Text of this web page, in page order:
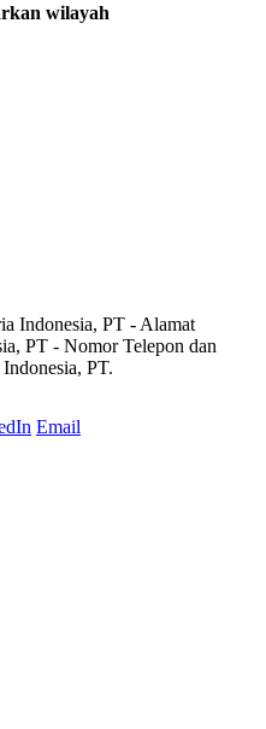
wilayah
Indonesia, PT - Alamat
PT - Nomor Telepon dan
PT.
Email